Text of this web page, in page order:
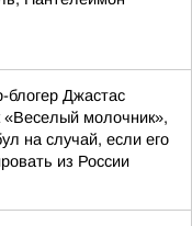
Джастас
«Веселый молочник»,
на случай, если его
из России